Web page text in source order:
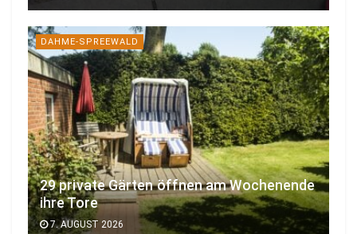
DAHME-SPREEWALD
29 private Gärten öffnen am Wochenende
ihre Tore
7. AUGUST 2026